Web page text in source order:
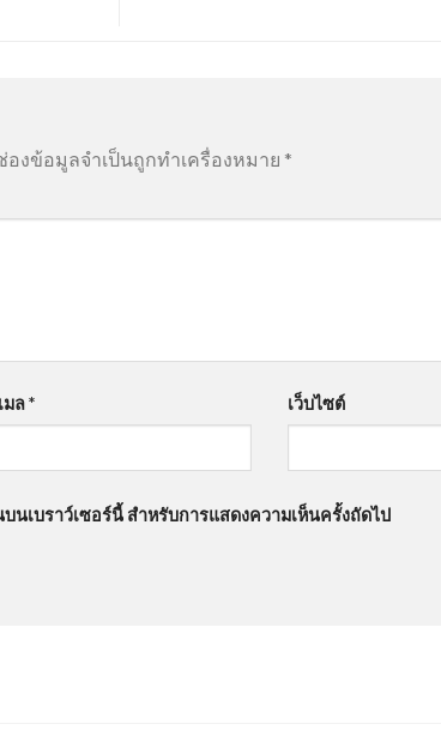
องข้อมูลจำเป็นถูกทำเครื่องหมาย *
มล* เว็บไซต์
นเบราว์เซอร์นี้ สำหรับการแสดงความเห็นครั้งถัดไป